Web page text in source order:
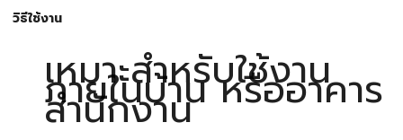
วิธีใช้งาน
เหมาะสำหรับใช้งาน
ภายในบ้าน หรืออาคาร
สำนักงาน